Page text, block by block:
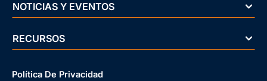
NOTICIAS Y EVENTOS
RECURSOS
Política De Privacidad